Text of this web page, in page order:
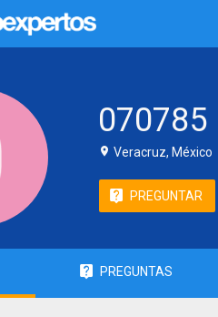
070785
Veracruz, México
PREGUNTAR
PREGUNTAS